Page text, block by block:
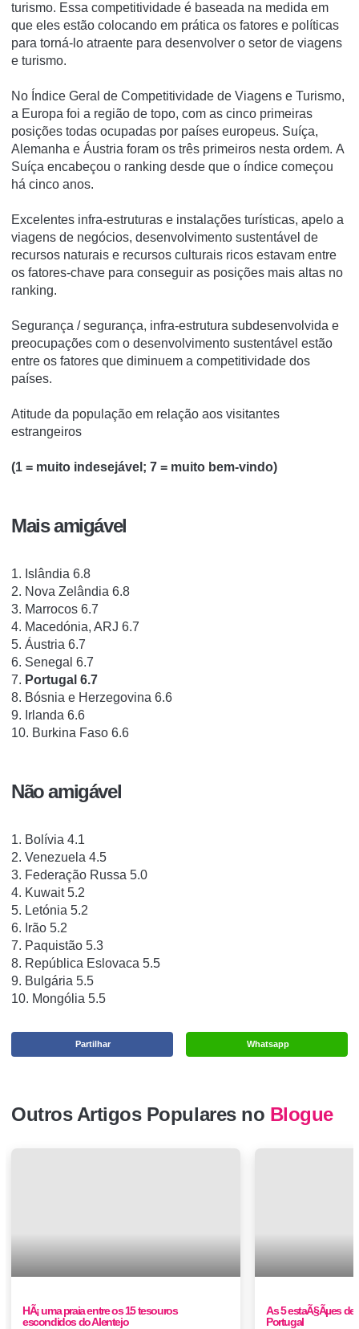
turismo. Essa competitividade é baseada na medida em
que eles estão colocando em prática os fatores e políticas
para torná-lo atraente para desenvolver o setor de viagens
e turismo.
No Índice Geral de Competitividade de Viagens e Turismo,
a Europa foi a região de topo, com as cinco primeiras
posições todas ocupadas por países europeus. Suíça,
Alemanha e Áustria foram os três primeiros nesta ordem. A
Suíça encabeçou o ranking desde que o índice começou
há cinco anos.
Excelentes infra-estruturas e instalações turísticas, apelo a
viagens de negócios, desenvolvimento sustentável de
recursos naturais e recursos culturais ricos estavam entre
os fatores-chave para conseguir as posições mais altas no
ranking.
Segurança / segurança, infra-estrutura subdesenvolvida e
preocupações com o desenvolvimento sustentável estão
entre os fatores que diminuem a competitividade dos
países.
Atitude da população em relação aos visitantes
estrangeiros
(1 = muito indesejável; 7 = muito bem-vindo)
Mais amigável
1. Islândia 6.8
2. Nova Zelândia 6.8
3. Marrocos 6.7
4. Macedónia, ARJ 6.7
5. Áustria 6.7
6. Senegal 6.7
7. Portugal 6.7
8. Bósnia e Herzegovina 6.6
9. Irlanda 6.6
10. Burkina Faso 6.6
Não amigável
1. Bolívia 4.1
2. Venezuela 4.5
3. Federação Russa 5.0
4. Kuwait 5.2
5. Letónia 5.2
6. Irão 5.2
7. Paquistão 5.3
8. República Eslovaca 5.5
9. Bulgária 5.5
10. Mongólia 5.5
Whatsapp
Partilhar
Outros Artigos Populares no Blogue
HÃ¡ uma praia entre os 15 tesouros
escondidos do Alentejo
As 5 estaÃ§Ãµes
Portugal